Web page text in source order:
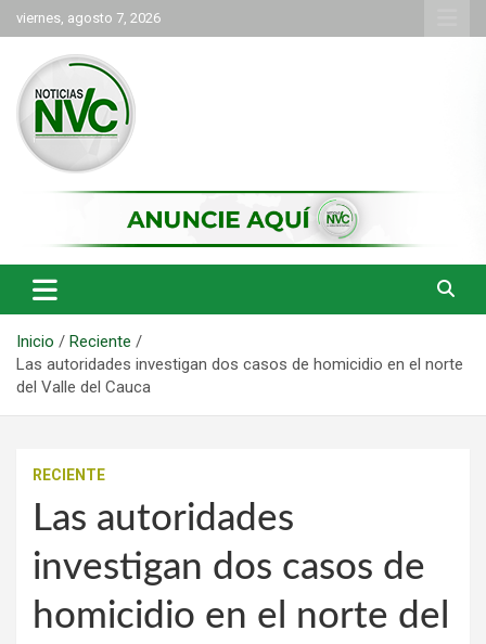
Saltar
al
contenido
viernes, agosto 7, 2026
NVC Noticias
Inicio
Reciente
Las autoridades investigan dos casos de homicidio en el norte
del Valle del Cauca
RECIENTE
Las autoridades
investigan dos casos de
homicidio en el norte del